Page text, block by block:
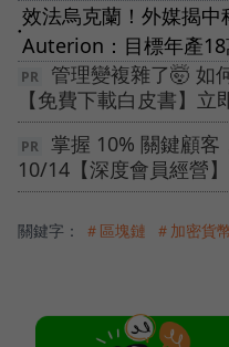
●
效法烏克蘭！外媒揭中
Auterion：目標年產
管理變複雜了🤯 如
【免費下載白皮書】
掌握 10% 關鍵顧客
10/14【深度會員經營
關鍵字： ＃區塊鏈 ＃加密貨